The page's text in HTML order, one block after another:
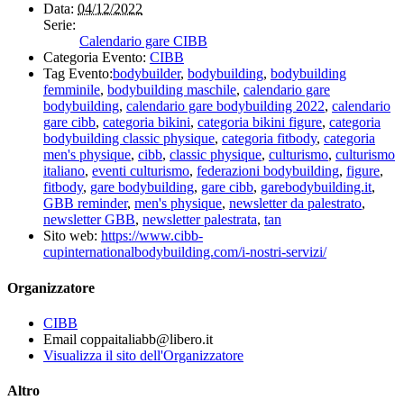
Data: 04/12/2022
Serie:
Calendario gare CIBB
Categoria Evento: CIBB
Tag Evento:bodybuilder, bodybuilding, bodybuilding
femminile, bodybuilding maschile, calendario gare
bodybuilding, calendario gare bodybuilding 2022, calendario
gare cibb, categoria bikini, categoria bikini figure, categoria
bodybuilding classic physique, categoria fitbody, categoria
men's physique, cibb, classic physique, culturismo, culturismo
italiano, eventi culturismo, federazioni bodybuilding, figure,
fitbody, gare bodybuilding, gare cibb, garebodybuilding.it,
GBB reminder, men's physique, newsletter da palestrato,
newsletter GBB, newsletter palestrata, tan
Sito web: https://www.cibb-
cupinternationalbodybuilding.com/i-nostri-servizi/
Organizzatore
CIBB
Email coppaitaliabb@libero.it
Visualizza il sito dell'Organizzatore
Altro